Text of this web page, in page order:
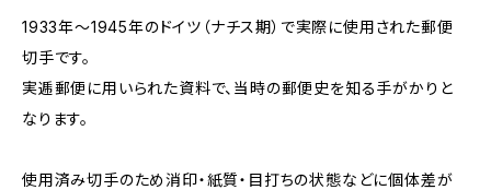
1933年～1945年のドイツ（ナチス期）で実際に使用された郵便
切手です。
実逓郵便に用いられた資料で、当時の郵便史を知る手がかりと
なります。
使用済み切手のため消印・紙質・目打ちの状態などに個体差が